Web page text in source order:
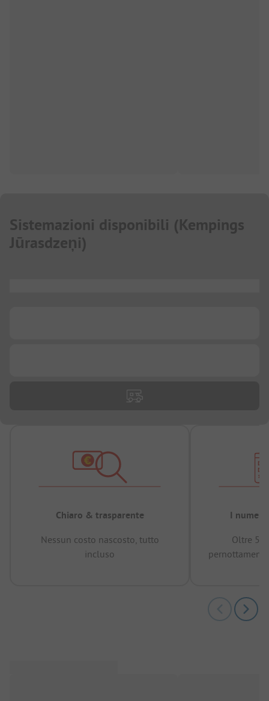
Sistemazioni disponibili (Kempings
Jūrasdzeņi)
Chiaro & trasparente
Nessun costo nascosto, tutto
incluso
I numeri
Oltre